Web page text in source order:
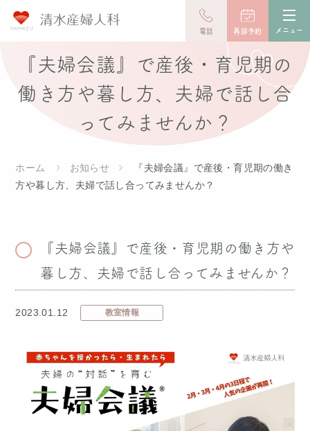
電話 再診予約 メニュー
『夫婦会議』で産後・育児期の
働き方や暮し方、夫婦で話し合
ってみませんか？
ホーム お知らせ
『夫婦会議』で産後・育児期の働き
方や暮し方、夫婦で話し合ってみませんか？
『夫婦会議』で産後・育児期の働き方や
暮し方、夫婦で話し合ってみませんか？
2023.01.12 教室情報